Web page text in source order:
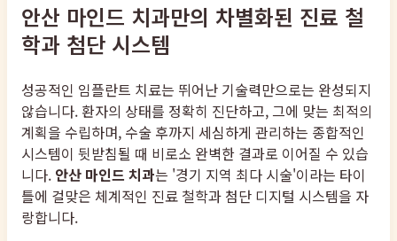
안산 마인드 치과만의 차별화된 진료 철
학과 첨단 시스템
성공적인 임플란트 치료는 뛰어난 기술력만으로는 완성되지
않습니다. 환자의 상태를 정확히 진단하고, 그에 맞는 최적의
계획을 수립하며, 수술 후까지 세심하게 관리하는 종합적인
시스템이 뒷받침될 때 비로소 완벽한 결과로 이어질 수 있습
니다. 안산 마인드 치과는 '경기 지역 최다 시술'이라는 타이
틀에 걸맞은 체계적인 진료 철학과 첨단 디지털 시스템을 자
랑합니다.